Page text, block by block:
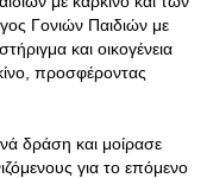
Γονιών Παιδιών με
και οικογένεια
προσφέροντας
δράση και μοίρασε
για το επόμενο